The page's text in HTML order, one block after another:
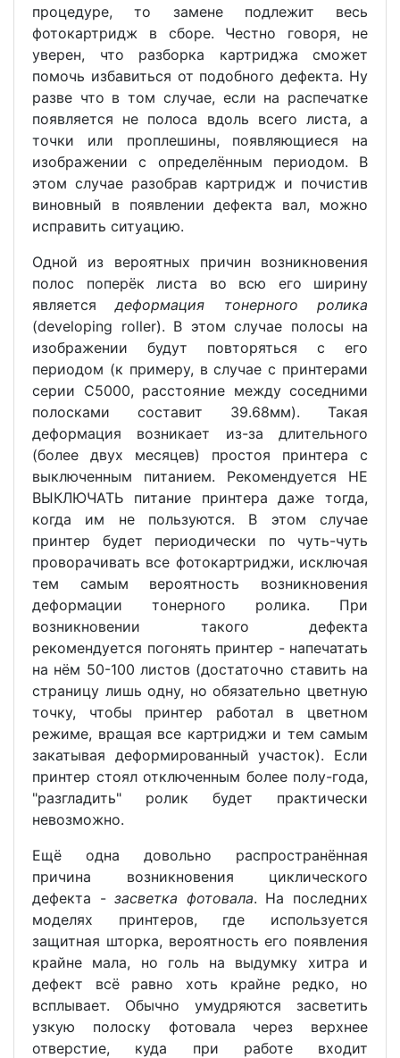
процедуре, то замене подлежит весь
фотокартридж в сборе. Честно говоря, не
уверен, что разборка картриджа сможет
помочь избавиться от подобного дефекта. Ну
разве что в том случае, если на распечатке
появляется не полоса вдоль всего листа, а
точки или проплешины, появляющиеся на
изображении с определённым периодом. В
этом случае разобрав картридж и почистив
виновный в появлении дефекта вал, можно
исправить ситуацию.
Одной из вероятных причин возникновения
полос поперёк листа во всю его ширину
являетсядеформация тонерного ролика
(developing roller). В этом случае полосы на
изображении будут повторяться с его
периодом (к примеру, в случае с принтерами
серии С5000, расстояние между соседними
полосками составит 39.68мм). Такая
деформация возникает из-за длительного
(более двух месяцев) простоя принтера с
выключенным питанием. Рекомендуется НЕ
ВЫКЛЮЧАТЬ питание принтера даже тогда,
когда им не пользуются. В этом случае
принтер будет периодически по чуть-чуть
проворачивать все фотокартриджи, исключая
тем самым вероятность возникновения
деформации тонерного ролика. При
возникновении такого дефекта
рекомендуется погонять принтер - напечатать
на нём 50-100 листов (достаточно ставить на
страницу лишь одну, но обязательно цветную
точку, чтобы принтер работал в цветном
режиме, вращая все картриджи и тем самым
закатывая деформированный участок). Если
принтер стоял отключенным более полу-года,
"разгладить" ролик будет практически
невозможно.
Ещё одна довольно распространённая
причина возникновения циклического
дефекта -засветка фотовала. На последних
моделях принтеров, где используется
защитная шторка, вероятность его появления
крайне мала, но голь на выдумку хитра и
дефект всё равно хоть крайне редко, но
всплывает. Обычно умудряются засветить
узкую полоску фотовала через верхнее
отверстие, куда при работе входит